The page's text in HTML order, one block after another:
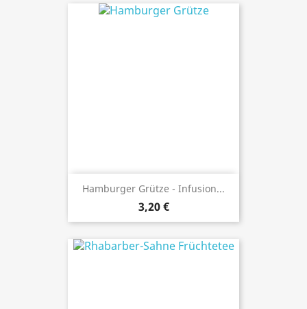
Hamburger Grütze - Infusion...
3,20 €